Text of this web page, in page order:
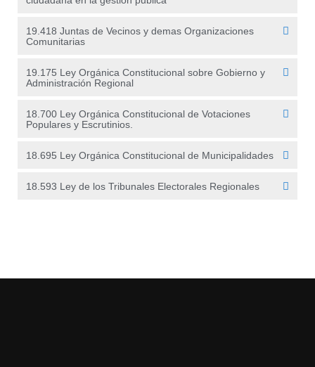
19.418 Juntas de Vecinos y demas Organizaciones
Comunitarias
19.175 Ley Orgánica Constitucional sobre Gobierno y
Administración Regional
18.700 Ley Orgánica Constitucional de Votaciones
Populares y Escrutinios.
18.695 Ley Orgánica Constitucional de Municipalidades
18.593 Ley de los Tribunales Electorales Regionales